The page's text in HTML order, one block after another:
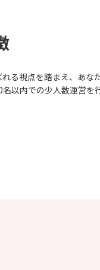
る視点を踏まえ、あな
以内での少人数運営を